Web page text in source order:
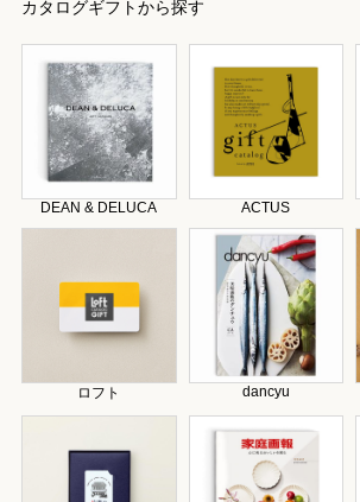
カタログギフトから探す
DEAN & DELUCA ACTUS
ロフト dancyu